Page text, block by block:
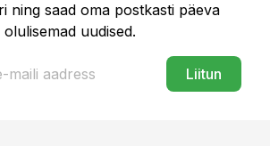
ning saad oma postkasti päeva
olulisemad uudised.
Liitun